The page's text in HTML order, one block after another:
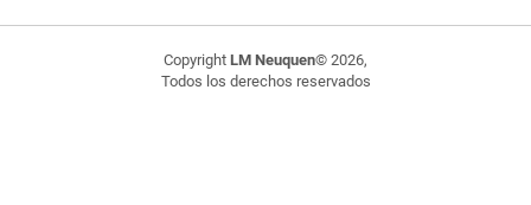
Copyright LM Neuquen© 2026,
Todos los derechos reservados